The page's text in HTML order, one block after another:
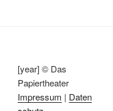
[year] © Das
Papiertheater
Impressum | Daten